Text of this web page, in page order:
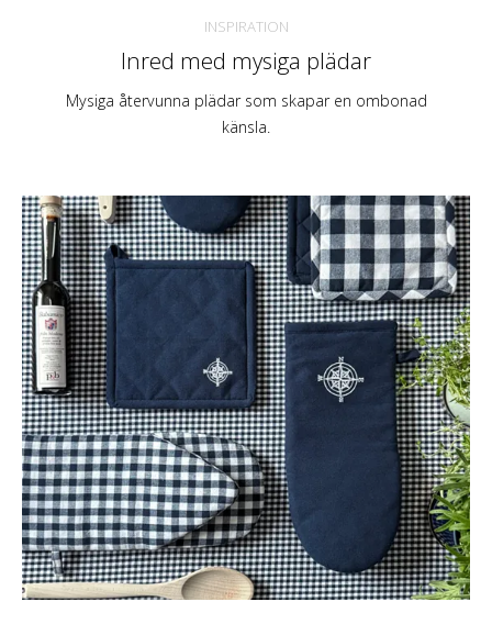
INSPIRATION
Inred med mysiga plädar
Mysiga återvunna plädar som skapar en ombonad
känsla.